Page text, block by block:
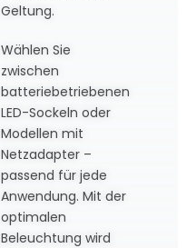
Geltung.
Wählen Sie
zwischen
batteriebetriebenen
LED-Sockeln oder
Modellen mit
Netzadapter –
passend für jede
Anwendung. Mit der
optimalen
Beleuchtung wird